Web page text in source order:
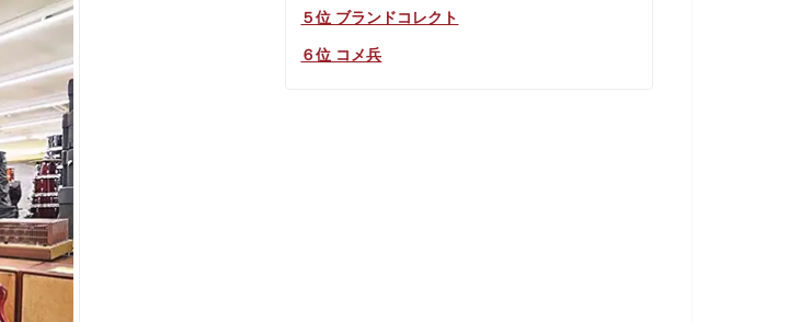
５位 ブランドコレクト
６位 コメ兵